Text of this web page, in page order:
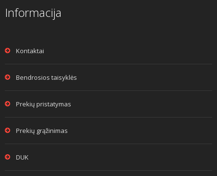
Informacija
Kontaktai
Bendrosios taisyklės
Prekių pristatymas
Prekių grąžinimas
DUK